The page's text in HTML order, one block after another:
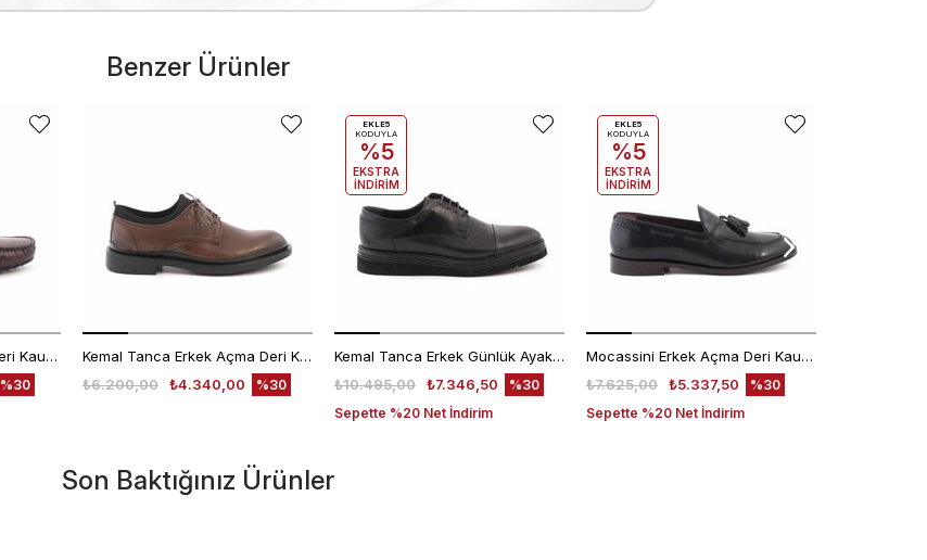
Benzer Ürünler
Mocassini Erkek Açma Deri Kauçuk Taban Bordo Günlük Ayakkabı
%30
Kemal Tanca Erkek Açma Deri Kahverengi Bağcıklı Klasik Ayakkabı Kauçuk Taban 0189
₺4.340,00
₺6.200,00 %30
Kemal Tanca Erkek Günlük Ayakkabı 9430-1
₺7.346,50
₺10.495,00
Sepette %20 Net İndirim
%30
EKLE5
KODUYLA
%5
EKSTRA
İNDİRİM
Mocassini Erkek Açma Deri Kauçuk Taban Siyah Günlük Ayakkabı
₺5.337,50
₺7.625,00
Sepette %20 Net İndirim
%30
EKLE5
KODUYLA
%5
EKSTRA
İNDİRİM
Son Baktığınız Ürünler